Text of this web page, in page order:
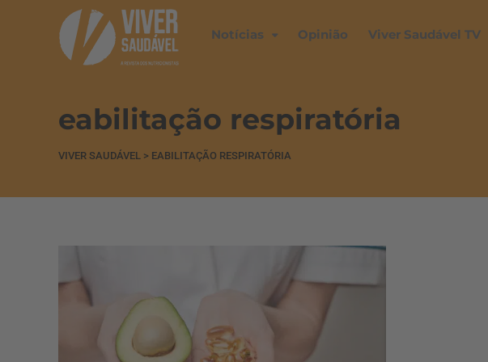
Notícias Opinião Viver Saudável TV
eabilitação respiratória
VIVER SAUDÁVEL > EABILITAÇÃO RESPIRATÓRIA